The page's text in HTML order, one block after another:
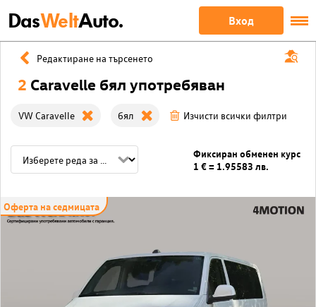
DasWeltAuto. Вход
Редактиране на търсенето
2 Caravelle бял употребяван
VW Caravelle бял Изчисти всички филтри
Фиксиран обменен курс
1 € = 1.95583 лв.
Оферта на седмицата